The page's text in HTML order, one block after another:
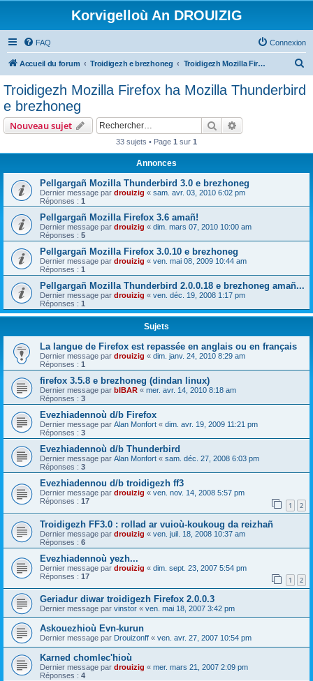
Korvigelloù An DROUIZIG
FAQ Connexion
Accueil du forum Troidigezh e brezhoneg Troidigezh Mozilla Firefox ha Mozilla Thunderbird e brezhoneg
Troidigezh Mozilla Firefox ha Mozilla Thunderbird
e brezhoneg
Nouveau sujet Rechercher
33 sujets • Page 1 sur 1
Annonces
Pellgargañ Mozilla Thunderbird 3.0 e brezhoneg
Dernier message par drouizig « sam. avr. 03, 2010 6:02 pm
Réponses : 1
Pellgargañ Mozilla Firefox 3.6 amañ!
Dernier message par drouizig « dim. mars 07, 2010 10:00 am
Réponses : 5
Pellgargañ Mozilla Firefox 3.0.10 e brezhoneg
Dernier message par drouizig « ven. mai 08, 2009 10:44 am
Réponses : 1
Pellgargañ Mozilla Thunderbird 2.0.0.18 e brezhoneg amañ...
Dernier message par drouizig « ven. déc. 19, 2008 1:17 pm
Réponses : 1
Sujets
La langue de Firefox est repassée en anglais ou en français
Dernier message par drouizig « dim. janv. 24, 2010 8:29 am
Réponses : 1
firefox 3.5.8 e brezhoneg (dindan linux)
Dernier message par bIBAR « mer. avr. 14, 2010 8:18 am
Réponses : 3
Evezhiadennoù d/b Firefox
Dernier message par Alan Monfort « dim. avr. 19, 2009 11:21 pm
Réponses : 3
Evezhiadennoù d/b Thunderbird
Dernier message par Alan Monfort « sam. déc. 27, 2008 6:03 pm
Réponses : 3
Evezhiadennou d/b troidigezh ff3
Dernier message par drouizig « ven. nov. 14, 2008 5:57 pm
Réponses : 17 1 2
Troidigezh FF3.0 : rollad ar vuioù-koukoug da reizhañ
Dernier message par drouizig « ven. juil. 18, 2008 10:37 am
Réponses : 6
Evezhiadennoù yezh...
Dernier message par drouizig « dim. sept. 23, 2007 5:54 pm
Réponses : 17 1 2
Geriadur diwar troidigezh Firefox 2.0.0.3
Dernier message par vinstor « ven. mai 18, 2007 3:42 pm
Askouezhioù Evn-kurun
Dernier message par Drouizonff « ven. avr. 27, 2007 10:54 pm
Karned chomlec'hioù
Dernier message par drouizig « mer. mars 21, 2007 2:09 pm
Réponses : 4